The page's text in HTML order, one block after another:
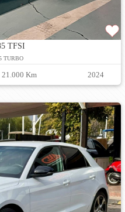
TFSI
TURBO
21.000 Km 2024